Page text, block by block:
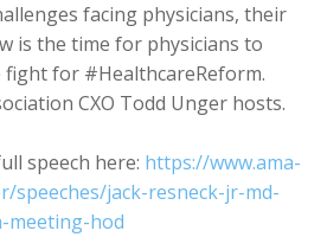
facing physicians, their
is the time for physicians to
for #HealthcareReform.
CXO Todd Unger hosts.
speech here: https://www.ama-
speeches/jack-resneck-jr-md-
meeting-hod